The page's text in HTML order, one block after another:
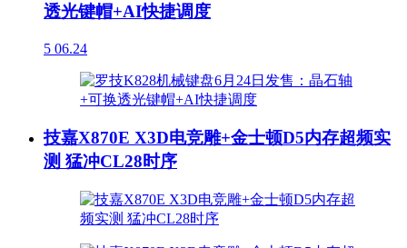
透光键帽+AI快捷调度
5 06.24
技嘉X870E X3D电竞雕+金士顿D5内存超频实
测 猛冲CL28时序